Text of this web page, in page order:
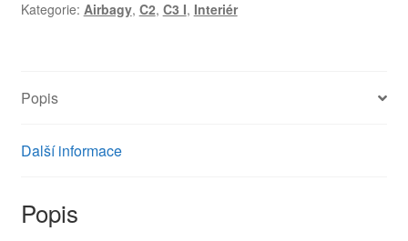
Pluriel
Kategorie: Airbagy, C2, C3 I, Interiér
Popis
Další informace
Popis